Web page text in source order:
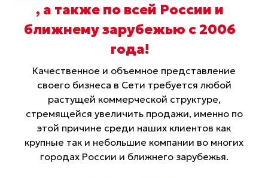
, а также по всей России и
ближнему зарубежью с 2006
года!
Качественное и объемное представление
своего бизнеса в Сети требуется любой
растущей коммерческой структуре,
стремящейся увеличить продажи, именно по
этой причине среди наших клиентов как
крупные так и небольшие компании во многих
городах России и ближнего зарубежья.